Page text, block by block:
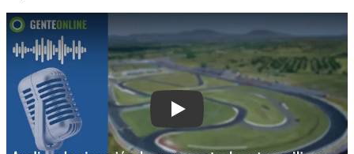
Play: Analizan la ejecución de un